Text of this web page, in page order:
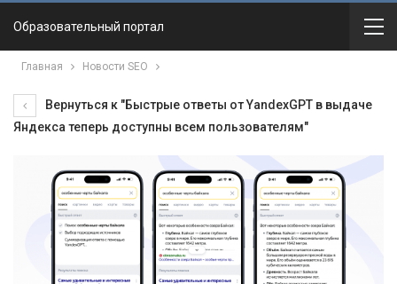
Образовательный портал
Главная Новости SEO
Вернуться к "Быстрые ответы от YandexGPT в выдаче
Яндекса теперь доступны всем пользователям"